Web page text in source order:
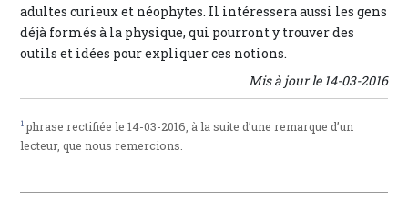
adultes curieux et néophytes. Il intéressera aussi les gens
déjà formés à la physique, qui pourront y trouver des
outils et idées pour expliquer ces notions.
Mis à jour le 14-03-2016
1phrase rectifiée le 14-03-2016, à la suite d’une remarque d’un
lecteur, que nous remercions.